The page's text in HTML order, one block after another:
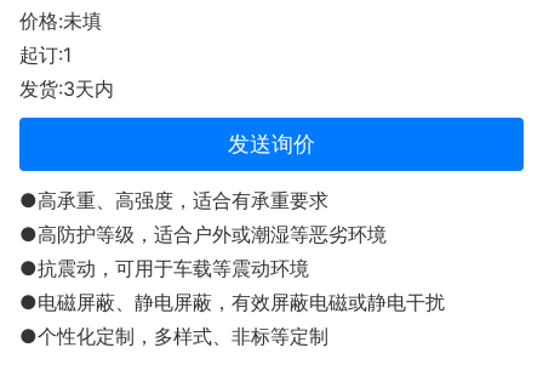
价格:未填
起订:1
发货:3天内
发送询价
●高承重、高强度，适合有承重要求
●高防护等级，适合户外或潮湿等恶劣环境
●抗震动，可用于车载等震动环境
●电磁屏蔽、静电屏蔽，有效屏蔽电磁或静电干扰
●个性化定制，多样式、非标等定制